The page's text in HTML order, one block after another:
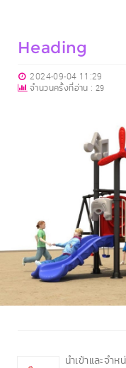
Heading
2024-09-04 11:29
จำนวนครั้งที่อ่าน : 29
นำเข้าและจำ